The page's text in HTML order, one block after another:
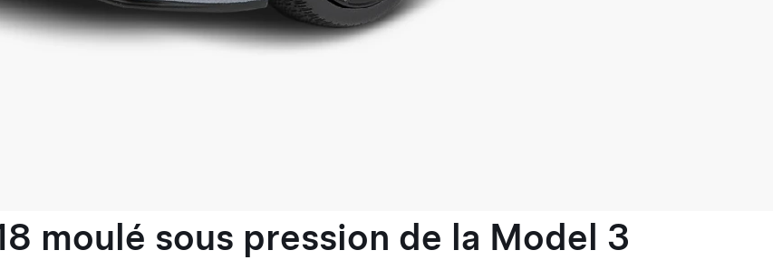
moulé sous pression de la Model 3